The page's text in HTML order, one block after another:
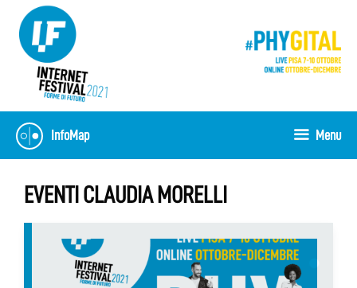
contenuto
InfoMap Menu
EVENTI CLAUDIA MORELLI